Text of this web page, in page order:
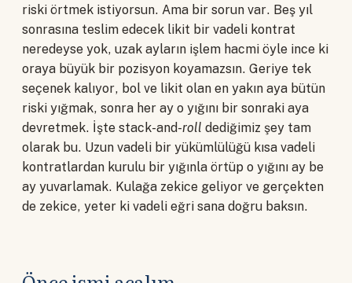
riski örtmek istiyorsun. Ama bir sorun var. Beş yıl
sonrasına teslim edecek likit bir vadeli kontrat
neredeyse yok, uzak ayların işlem hacmi öyle ince ki
oraya büyük bir pozisyon koyamazsın. Geriye tek
seçenek kalıyor, bol ve likit olan en yakın aya bütün
riski yığmak, sonra her ay o yığını bir sonraki aya
devretmek. İşte stack-and-roll dediğimiz şey tam
olarak bu. Uzun vadeli bir yükümlülüğü kısa vadeli
kontratlardan kurulu bir yığınla örtüp o yığını ay be
ay yuvarlamak. Kulağa zekice geliyor ve gerçekten
de zekice, yeter ki vadeli eğri sana doğru baksın.